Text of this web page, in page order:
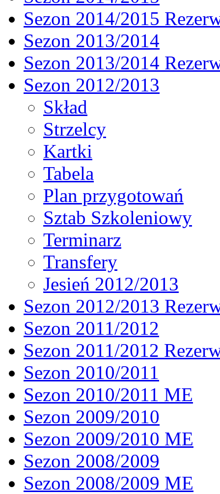
Sezon 2014/2015
Sezon 2013/2014
Sezon 2013/2014
Sezon 2012/2013
Skład
Strzelcy
Kartki
Tabela
Plan przygotowań
Sztab Szkoleniowy
Terminarz
Transfery
Jesień 2012/2013
Sezon 2012/2013
Sezon 2011/2012
Sezon 2011/2012
Sezon 2010/2011
Sezon 2010/2011 ME
Sezon 2009/2010
Sezon 2009/2010 ME
Sezon 2008/2009
Sezon 2008/2009 ME